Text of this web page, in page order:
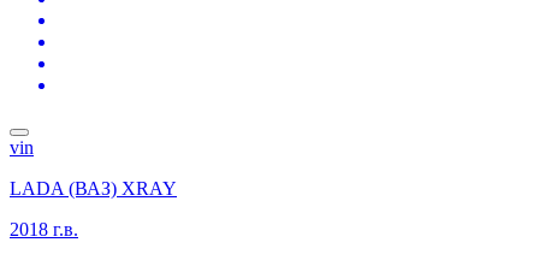
vin
LADA (ВАЗ) XRAY
2018 г.в.